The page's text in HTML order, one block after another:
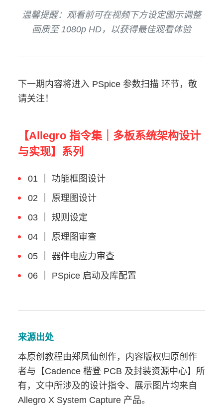
温馨提醒：观看前可在视频下方设定图示调整
画质至 1080p HD，以获得最佳观看体验
下一期内容将进入 PSpice 参数扫描 环节，敬
请关注！
【Allegro 指令集｜多板系统架构设计
与实现】系列
01 ｜ 功能框图设计
02 ｜ 原理图设计
03 ｜ 规则设定
04 ｜ 原理图审查
05 ｜ 器件电应力审查
06 ｜ PSpice 启动及库配置
来源出处
本原创教程由郑凤仙创作，内容版权归原创作
者与【Cadence 楷登 PCB 及封装资源中心】所
有，文中所涉及的设计指令、展示图片均来自
Allegro X System Capture 产品。